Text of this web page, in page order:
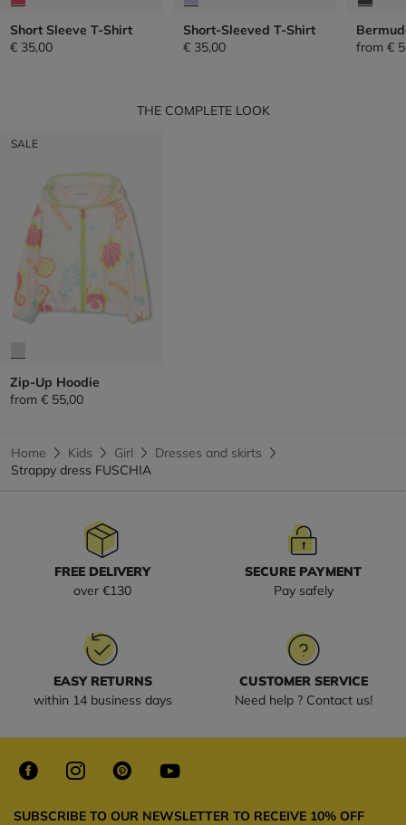
Short Sleeve T-Shirt
€ 35,00
Short-Sleeved T-Shirt
€ 35,00
from€
THE COMPLETE LOOK
SALE
Zip-Up Hoodie
from € 55,00
Home Kids Girl
Dresses and skirts
Strappy dress FUSCHIA
FREE DELIVERY
over €130
SECURE PAYMENT
Pay safely
EASY RETURNS
within 14 business days
CUSTOMER SERVICE
Need help ? Contact us!
SUBSCRIBE TO OUR NEWSLETTER TO RECEIVE 10% OFF